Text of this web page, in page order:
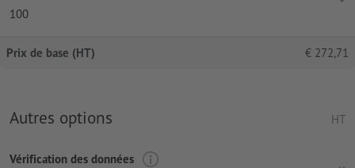
100
Prix de base (HT) € 272,71
Autres options HT
Vérification des données